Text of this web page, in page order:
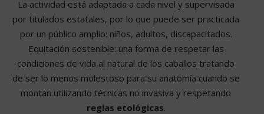
La actividad está adaptada a cada nivel y supervisada
por titulados estatales, por lo que puede ser practicada
por un público amplio: niños, adultos, discapacitados.
Equitación sostenible: una forma de respetar las
condiciones de vida al natural de los caballos tratando
de ser lo menos molestoso para su anatomía cuando se
montan utilizando técnicas no invasiva y respetando
reglas etológicas.